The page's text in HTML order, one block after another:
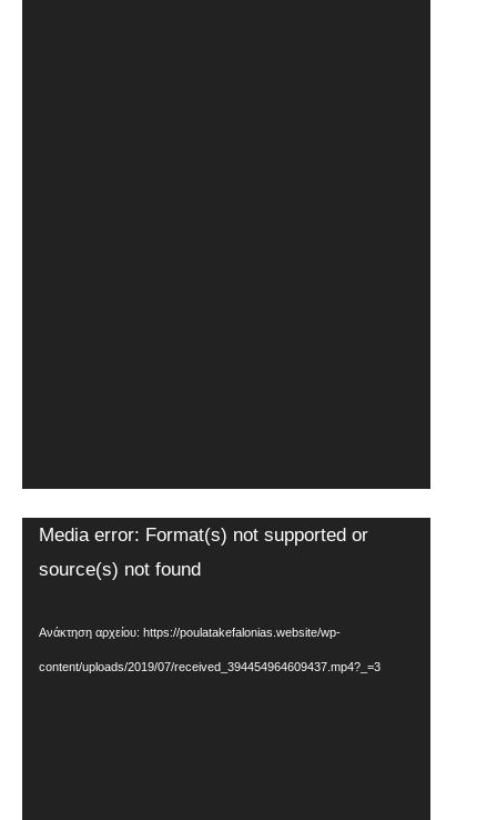
Πρόγραμμα
Αναπαραγωγής
Media error: Format(s) not supported or
source(s) not found
Ανάκτηση αρχείου: https://poulatakefalonias.website/wp-
content/uploads/2019/07/received_394454964609437.mp4?_=3